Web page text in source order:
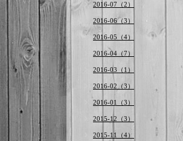
2016-07（2）
2016-06（3）
2016-05（4）
2016-04（7）
2016-03（1）
2016-02（3）
2016-01（3）
2015-12（3）
2015-11（4）